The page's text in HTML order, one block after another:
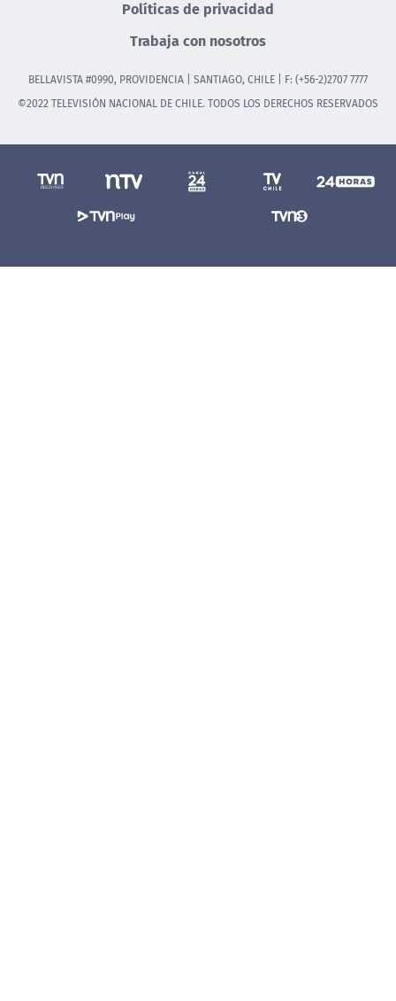
Políticas de privacidad
Trabaja con nosotros
BELLAVISTA #0990, PROVIDENCIA | SANTIAGO, CHILE | F: (+56-2)2707 7777
©2022 TELEVISIÓN NACIONAL DE CHILE. TODOS LOS DERECHOS RESERVADOS